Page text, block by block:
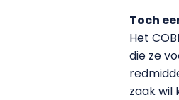
Toch
Het
die ze
zaak wil